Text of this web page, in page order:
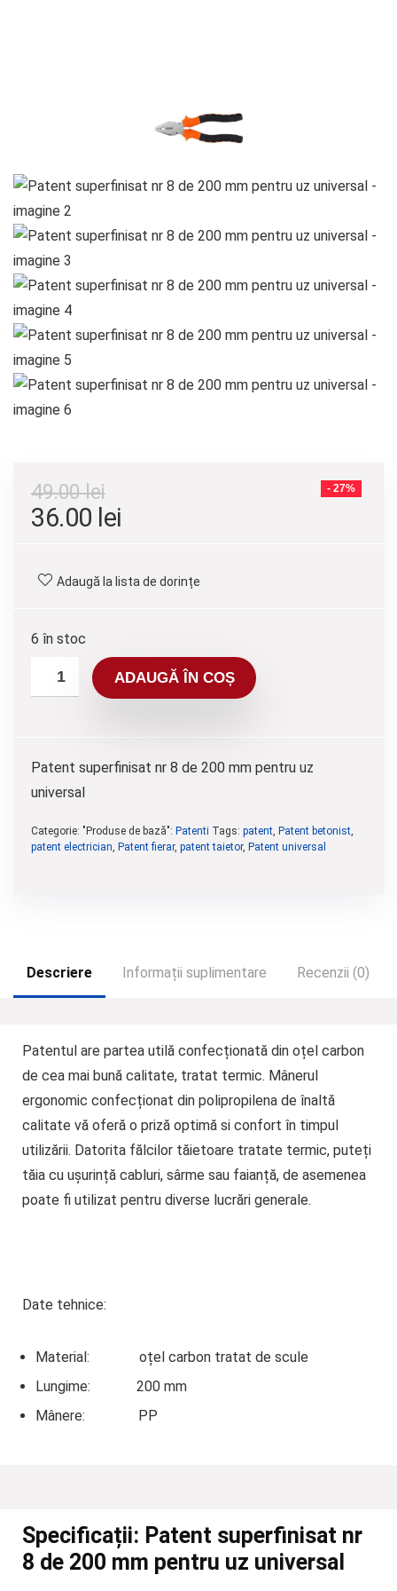
- 27%
49.00lei
36.00 lei
Adaugă la lista de dorințe
6 în stoc
ADAUGĂ ÎN COȘ
Patent superfinisat nr 8 de 200 mm pentru uz
universal
Categorie: "Produse de bază": Patenti Tags: patent, Patent betonist,
patent electrician, Patent fierar, patent taietor, Patent universal
Descriere Informații suplimentare Recenzii (0)
Patentul are partea utilă confecționată din oțel carbon
de cea mai bună calitate, tratat termic. Mânerul
ergonomic confecționat din polipropilena de înaltă
calitate vă oferă o priză optimă si confort în timpul
utilizării. Datorita fălcilor tăietoare tratate termic, puteți
tăia cu ușurință cabluri, sârme sau faianță, de asemenea
poate fi utilizat pentru diverse lucrări generale.
Date tehnice:
Material: oțel carbon tratat de scule
Lungime: 200 mm
Mânere: PP
Specificații: Patent superfinisat nr
8 de 200 mm pentru uz universal